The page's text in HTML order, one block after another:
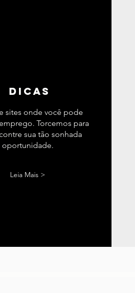
dicas
sites onde você pode
Torcemos para
sua tão sonhada
oportunidade.
Leia Mais >